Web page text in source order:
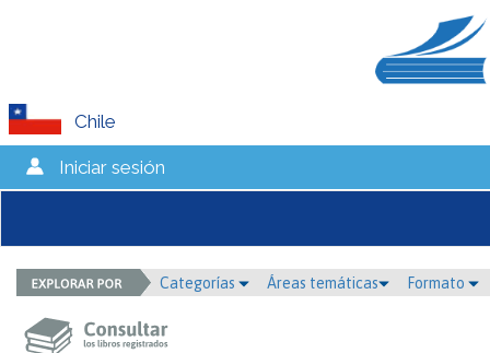
Chile
Iniciar sesión
Categorías Áreas temáticas Formato